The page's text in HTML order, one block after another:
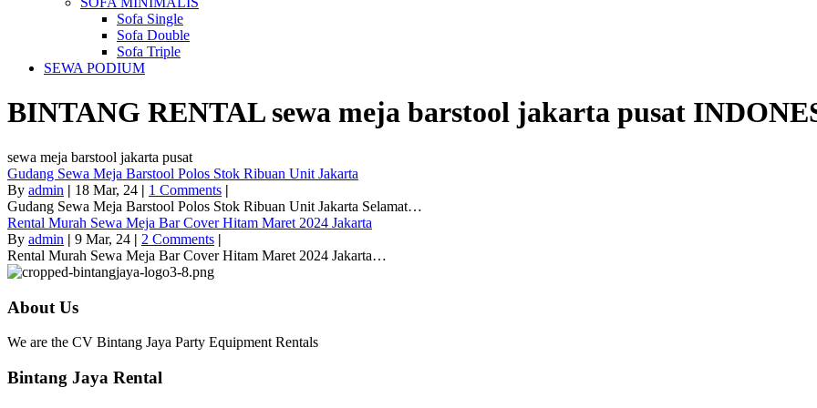
Sofa Single
Sofa Double
Sofa Triple
SEWA PODIUM
BINTANG RENTAL sewa meja barstool jakarta pusat
sewa meja barstool jakarta pusat
Gudang Sewa Meja Barstool Polos Stok Ribuan Unit Jakarta
By admin | 18 Mar, 24 | 1 Comments |
Gudang Sewa Meja Barstool Polos Stok Ribuan Unit Jakarta Selamat…
Rental Murah Sewa Meja Bar Cover Hitam Maret 2024 Jakarta
By admin | 9 Mar, 24 | 2 Comments |
Rental Murah Sewa Meja Bar Cover Hitam Maret 2024 Jakarta…
About Us
We are the CV Bintang Jaya Party Equipment Rentals
Bintang Jaya Rental